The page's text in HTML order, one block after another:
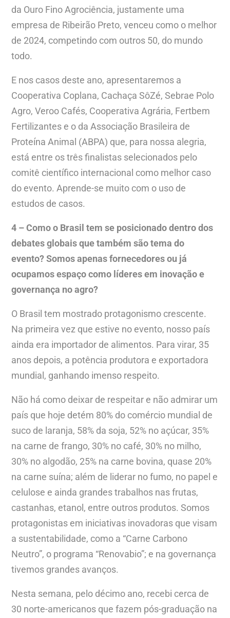
da Ouro Fino Agrociência, justamente uma
empresa de Ribeirão Preto, venceu como o melhor
de 2024, competindo com outros 50, do mundo
todo.
E nos casos deste ano, apresentaremos a
Cooperativa Coplana, Cachaça SôZé, Sebrae Polo
Agro, Veroo Cafés, Cooperativa Agrária, Fertbem
Fertilizantes e o da Associação Brasileira de
Proteína Animal (ABPA) que, para nossa alegria,
está entre os três finalistas selecionados pelo
comitê científico internacional como melhor caso
do evento. Aprende-se muito com o uso de
estudos de casos.
4 – Como o Brasil tem se posicionado dentro dos
debates globais que também são tema do
evento? Somos apenas fornecedores ou já
ocupamos espaço como líderes em inovação e
governança no agro?
O Brasil tem mostrado protagonismo crescente.
Na primeira vez que estive no evento, nosso país
ainda era importador de alimentos. Para virar, 35
anos depois, a potência produtora e exportadora
mundial, ganhando imenso respeito.
Não há como deixar de respeitar e não admirar um
país que hoje detém 80% do comércio mundial de
suco de laranja, 58% da soja, 52% no açúcar, 35%
na carne de frango, 30% no café, 30% no milho,
30% no algodão, 25% na carne bovina, quase 20%
na carne suína; além de liderar no fumo, no papel e
celulose e ainda grandes trabalhos nas frutas,
castanhas, etanol, entre outros produtos. Somos
protagonistas em iniciativas inovadoras que visam
a sustentabilidade, como a “Carne Carbono
Neutro”, o programa “Renovabio”; e na governança
tivemos grandes avanços.
Nesta semana, pelo décimo ano, recebi cerca de
30 norte-americanos que fazem pós-graduação na